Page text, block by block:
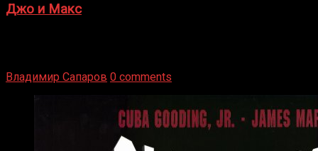
Джо и Макс
Владимир Сапаров 0 comments